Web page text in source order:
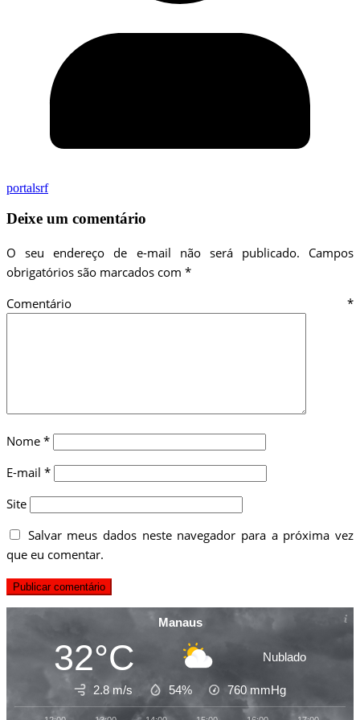
portalsrf
Deixe um comentário
O seu endereço de e-mail não será publicado.
Campos
obrigatórios são marcados com *
Comentário *
Nome *
E-mail *
Site
Salvar meus dados neste navegador para a próxima vez
que eu comentar.
Manaus
32°C Nublado
2.8 m/s 54% 760 mmHg